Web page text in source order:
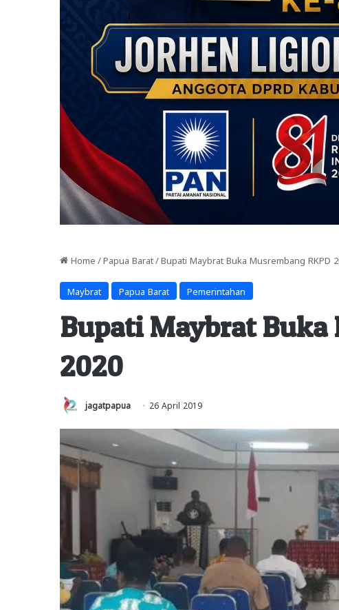
Home / Papua Barat / Bupati Maybrat Buka Musrembang RKPD
Maybrat Papua Barat Pemerintahan
Bupati Maybrat Buka
2020
jagatpapua 26 April 2019